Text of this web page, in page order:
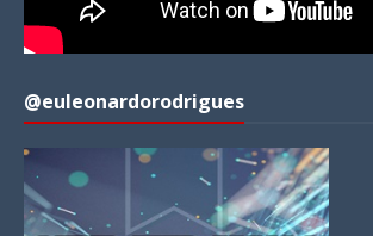
@euleonardorodrigues